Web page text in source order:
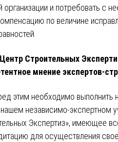
организации и потребовать с
по величине
Строительных
мнение экспертов-
этим необходимо выполнить
независимо-экспертном
Экспертиз», имеющее
для осуществления